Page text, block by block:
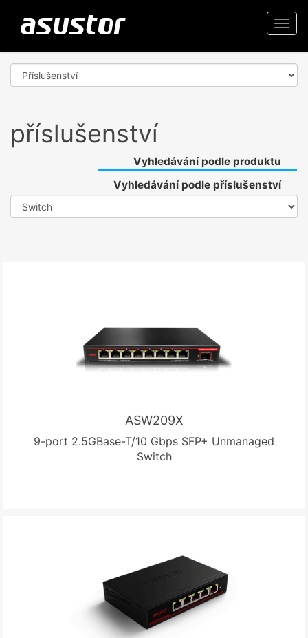
příslušenství
Vyhledávání podle produktu
Vyhledávání podle příslušenství
ASW209X
9-port 2.5GBase-T/10 Gbps SFP+ Unmanaged
Switch